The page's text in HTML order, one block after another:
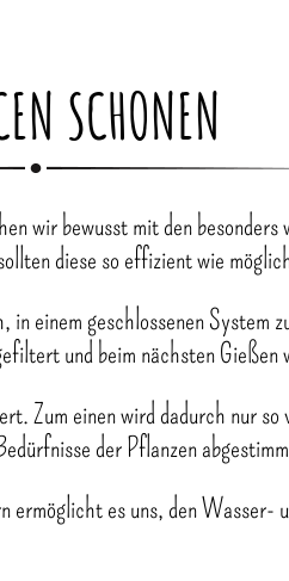
SCHONEN
wir bewusst mit den
diese so effizient wie
einem geschlossenen
und beim nächsten Gießen
Zum einen wird dadurch nur
der Pflanzen
es uns, den Wasser-